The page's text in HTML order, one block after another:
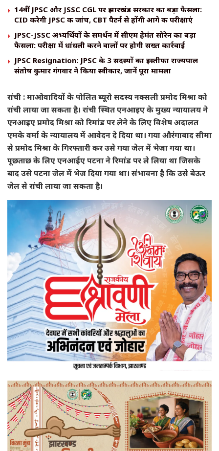
14वीं JPSC और JSSC CGL पर झारखंड सरकार का बड़ा फैसला:
CID करेगी JPSC की जांच, CBT पैटर्न से होंगी आगे की परीक्षाएं
JPSC-JSSC अभ्यर्थियों के समर्थन में सीएम हेमंत सोरेन का बड़ा
फैसला: परीक्षा में धांधली करने वालों पर होगी सख्त कार्रवाई
JPSC Resignation: JPSC के 3 सदस्यों का इस्तीफा राज्यपाल
संतोष कुमार गंगवार ने किया स्वीकार, जानें पूरा मामला
रांची : माओवादियों के पोलित ब्यूरो सदस्य नक्सली प्रमोद मिश्रा को
रांची लाया जा सकता है। रांची स्थित एनआइए के मुख्य न्यायालय ने
एनआइए प्रमोद मिश्रा को रिमांड पर लेने के लिए विशेष अदालत
एमके वर्मा के न्यायालय में आवेदन दे दिया था। गया औरंगाबाद सीमा
से प्रमोद मिश्रा के गिरफ्तारी कर उसे गया जेल में भेजा गया था।
पूछताछ के लिए एनआईए पटना ने रिमांड पर ले लिया था जिसके
बाद उसे पटना जेल में भेज दिया गया था। संभावना है कि उसे बेऊर
जेल से रांची लाया जा सकता है।